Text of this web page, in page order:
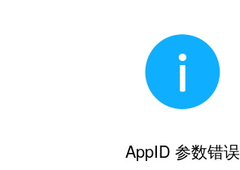
AppID 参数错误